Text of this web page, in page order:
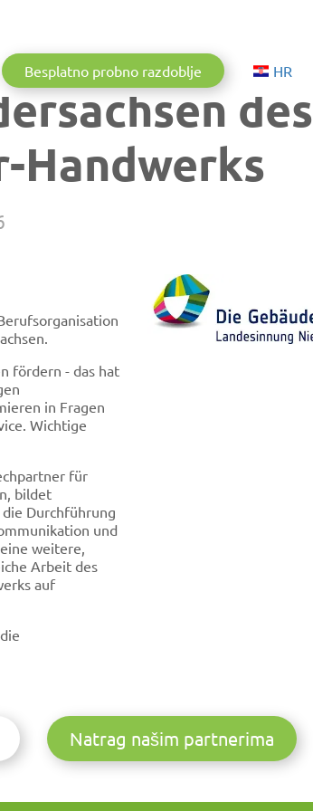
Besplatno probno razdoblje HR
des
Handwerks
fördern - das hat
in Fragen
Wichtige
für
bildet
Durchführung
und
weitere,
Arbeit des
auf
Natrag našim partnerima